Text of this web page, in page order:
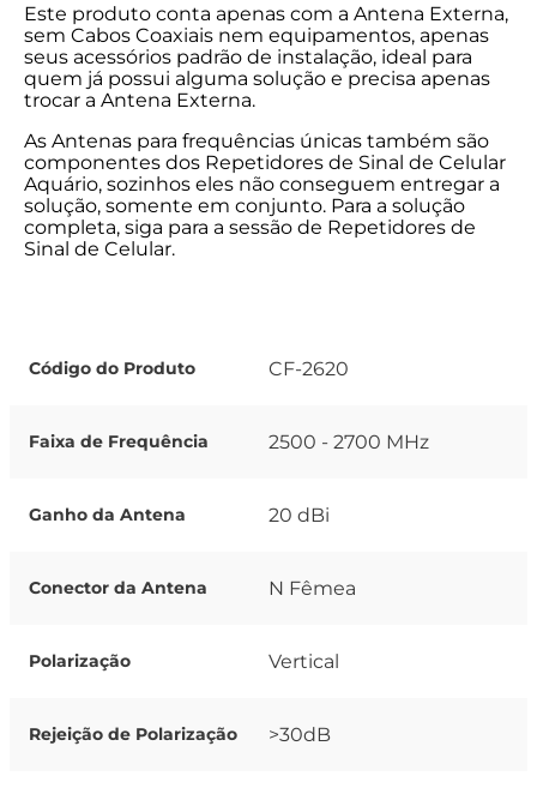
Este produto conta apenas com a Antena Externa,
sem Cabos Coaxiais nem equipamentos, apenas
seus acessórios padrão de instalação, ideal para
quem já possui alguma solução e precisa apenas
trocar a Antena Externa.
As Antenas para frequências únicas também são
componentes dos Repetidores de Sinal de Celular
Aquário, sozinhos eles não conseguem entregar a
solução, somente em conjunto. Para a solução
completa, siga para a sessão de Repetidores de
Sinal de Celular.
Código do Produto CF-2620
Faixa de Frequência 2500 - 2700 MHz
Ganho da Antena 20 dBi
Conector da Antena N Fêmea
Polarização Vertical
Rejeição de Polarização >30dB